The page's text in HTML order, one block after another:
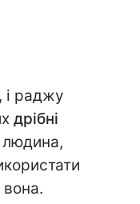
і раджу
дрібні
людина,
вона.